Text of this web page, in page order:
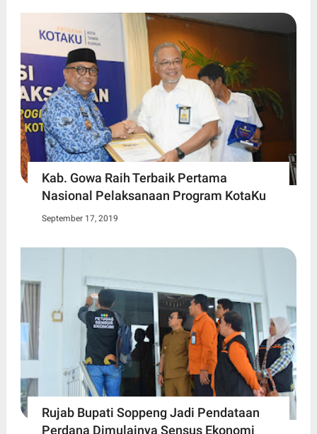
Kab. Gowa Raih Terbaik Pertama
Nasional Pelaksanaan Program KotaKu
September 17, 2019
Rujab Bupati Soppeng Jadi Pendataan
Perdana Dimulainya Sensus Ekonomi